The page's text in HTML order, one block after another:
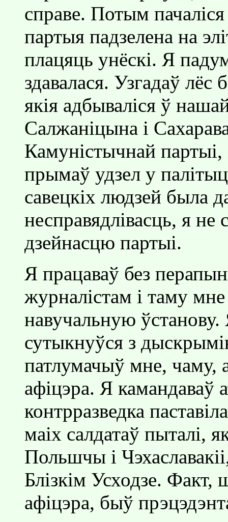
справе. Потым
партыя падзелена на
плацяць унёскi. Я
здавалася. Узгадаў
якiя адбывалiся ў
Салжанiцына i
Камунiстычнай
прымаў удзел у
савецкiх людзей была
несправядлiвасць, я не
дзейнасцю партыi.
Я працаваў без
журналiстам i таму
навучальную
сутыкнуўся з
патлумачыў мне, чаму,
афiцэра. Я камандаваў
контрразведка
маiх салдатаў пыталi,
Польшчы i
Блiзкiм Усходзе. Факт,
афiцэра, быў